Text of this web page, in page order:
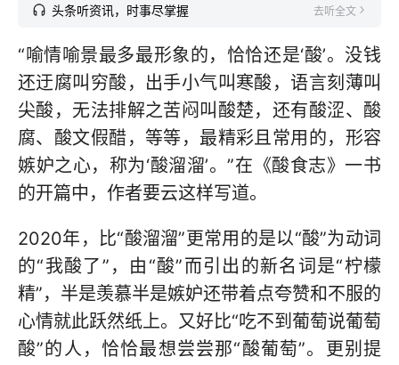
头条听资讯，时事尽掌握 去听全文
“喻情喻景最多最形象的，恰恰还是‘酸’。没钱
还迂腐叫穷酸，出手小气叫寒酸，语言刻薄叫
尖酸，无法排解之苦闷叫酸楚，还有酸涩、酸
腐、酸文假醋，等等，最精彩且常用的，形容
嫉妒之心，称为‘酸溜溜’。”在《酸食志》一书
的开篇中，作者要云这样写道。
2020年，比“酸溜溜”更常用的是以“酸”为动词
的“我酸了”，由“酸”而引出的新名词是“柠檬
精”，半是羡慕半是嫉妒还带着点夸赞和不服的
心情就此跃然纸上。又好比“吃不到葡萄说葡萄
酸”的人，恰恰最想尝尝那“酸葡萄”。更别提